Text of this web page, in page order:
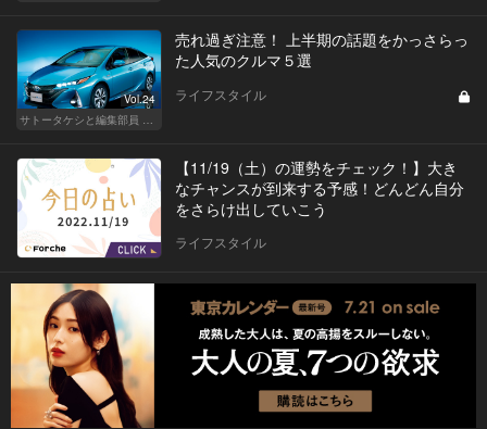
Vol.24
売れ過ぎ注意！ 上半期の話題をかっさらっ
た人気のクルマ５選
ライフスタイル
【11/19（土）の運勢をチェック！】大き
なチャンスが到来する予感！どんどん自分
をさらけ出していこう
ライフスタイル